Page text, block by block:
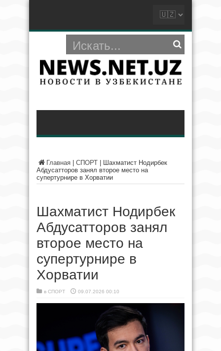
Главная СПОРТ
Шахматист Нодирбек
Абдусатторов занял второе место на
супертурнире в Хорватии
Шахматист Нодирбек
Абдусатторов занял
второе место на
супертурнире в
Хорватии
в СПОРТ 09.07.2026 00:10